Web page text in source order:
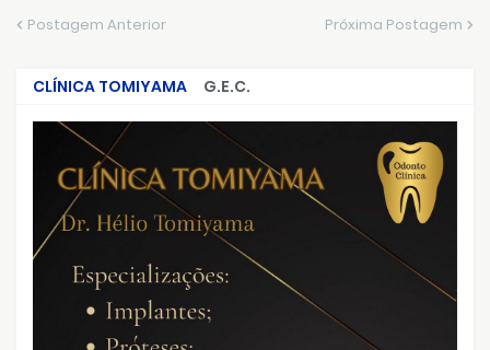
Postagem Anterior Próxima Postagem
CLÍNICA TOMIYAMA
G.E.C.
CRIMES QUE ABALARAM O BRASIL